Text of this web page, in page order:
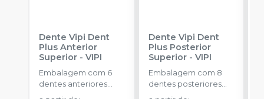
Dente Vipi Dent
Plus Anterior
Superior -VIPI
Embalagem com 6
dentes anteriores
superiores.
Dente Vipi Dent
Plus Posterior
Superior- VIPI
Embalagem com 8
dentes posteriores
superiores.